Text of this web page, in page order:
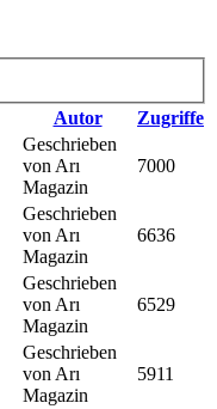
Autor
Zugriffe
Geschrieben
von Arı
Magazin
7000
Geschrieben
von Arı
Magazin
6636
Geschrieben
von Arı
Magazin
6529
Geschrieben
von Arı
Magazin
5911